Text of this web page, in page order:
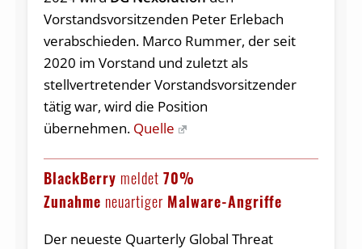
Vorstandsvorsitzenden Peter Erlebach
verabschieden. Marco Rummer, der seit
2020 im Vorstand und zuletzt als
stellvertretender Vorstandsvorsitzender
tätig war, wird die Position
übernehmen. Quelle
BlackBerry meldet 70%
Zunahme neuartiger Malware-Angriffe
Der neueste Quarterly Global Threat